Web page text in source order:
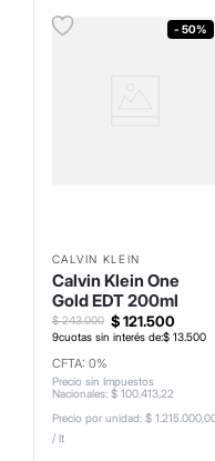
- 50%
CALVIN KLEIN
Calvin Klein One
Gold EDT 200ml
$ 121.500
$ 243.000
9cuotas sin interés de:$ 13.500
CFTA: 0%
Precio sin Impuestos
Nacionales: $ 100.413,22
Precio por unidad: $
/ lt